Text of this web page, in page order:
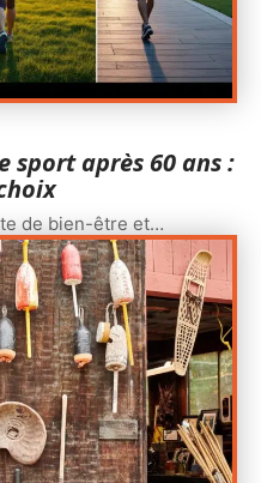
sport après 60 ans :
de bien-être et…